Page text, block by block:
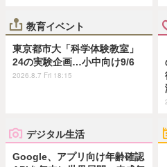
教育イベント
東京都市大「科学体験教室」
24の実験企画…小中向け9/6
2026.8.7 Fri 18:15
デジタル生活
Google、アプリ向け年齢確認